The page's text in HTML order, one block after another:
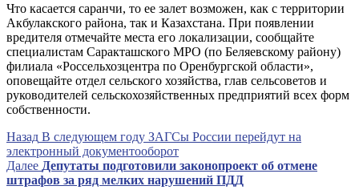
Что касается саранчи, то ее залет возможен, как с территории
Акбулакского района, так и Казахстана. При появлении
вредителя отмечайте места его локализации, сообщайте
специалистам Саракташского МРО (по Беляевскому району)
филиала «Россельхозцентра по Оренбургской области»,
оповещайте отдел сельского хозяйства, глав сельсоветов и
руководителей сельскохозяйственных предприятий всех форм
собственности.
Навигация
по
записям
Назад Предыдущая
запись
В следующем году ЗАГСы России перейдут на
электронный документооборот
Далее Следующая
запись
Депутаты подготовили законопроект об отмене
штрафов за ряд мелких нарушений ПДД